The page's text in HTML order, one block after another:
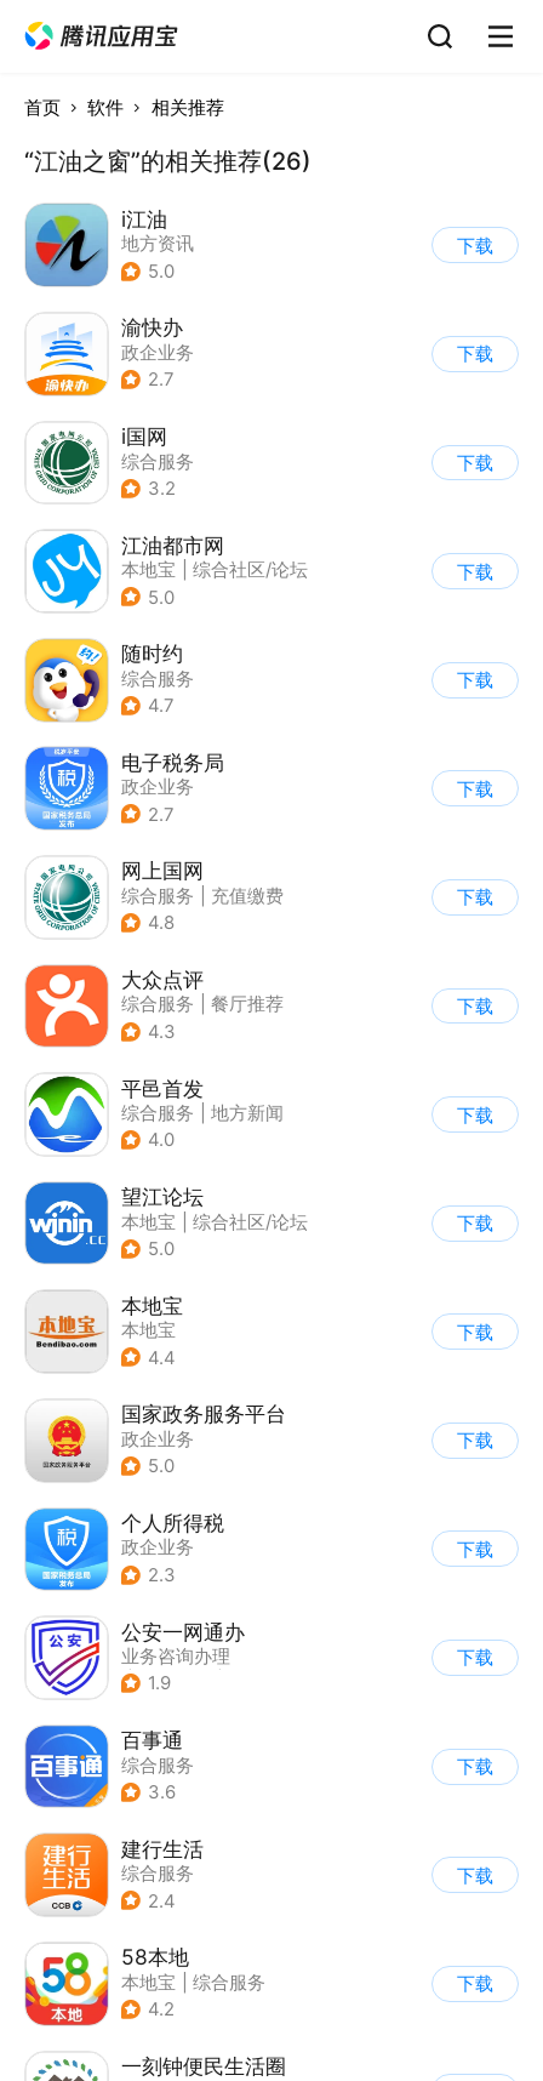
首页 软件 相关推荐
“江油之窗”的相关推荐(26)
i江油
地方资讯
5.0
下载
渝快办
政企业务
2.7
下载
i国网
综合服务
3.2
下载
江油都市网
本地宝
综合社区/论坛
5.0
下载
随时约
综合服务
4.7
下载
电子税务局
政企业务
2.7
下载
网上国网
综合服务
充值缴费
4.8
下载
大众点评
综合服务
餐厅推荐
4.3
下载
平邑首发
综合服务
地方新闻
4.0
下载
望江论坛
本地宝
综合社区/论坛
5.0
下载
本地宝
本地宝
4.4
下载
国家政务服务平台
政企业务
5.0
下载
个人所得税
政企业务
2.3
下载
公安一网通办
业务咨询办理
| 政企业务
1.9
下载
百事通
综合服务
3.6
下载
建行生活
综合服务
2.4
下载
58本地
本地宝
综合服务
4.2
下载
一刻钟便民生活圈